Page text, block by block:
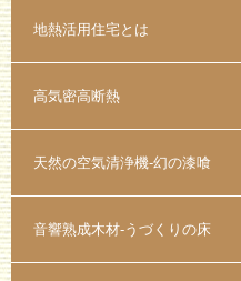
地熱活用住宅とは
高気密高断熱
天然の空気清浄機-幻の漆喰
音響熟成木材-うづくりの床